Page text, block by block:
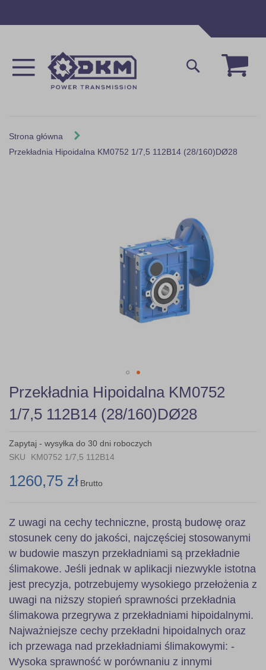
Mój
Szukaj
Strona główna
Przekładnia Hipoidalna KM0752 1/7,5 112B14 (28/160)DØ28
Skip
to
the
beginning
the
images
Przekładnia Hipoidalna KM0752
1/7,5 112B14 (28/160)DØ28
Zapytaj - wysyłka do 30 dni roboczych
SKU
KM0752 1/7,5 112B14
1260,75 zł Brutto
Z uwagi na cechy techniczne, prostą budowę oraz
stosunek ceny do jakości, najczęściej stosowanymi
w budowie maszyn przekładniami są przekładnie
ślimakowe. Jeśli jednak w aplikacji niezwykle istotna
jest precyzja, potrzebujemy wysokiego przełożenia z
uwagi na niższy stopień sprawności przekładnia
ślimakowa przegrywa z przekładniami hipoidalnymi.
Najważniejsze cechy przekładni hipoidalnych oraz
ich przewaga nad przekładniami ślimakowymi: -
Wysoka sprawność w porównaniu z innymi